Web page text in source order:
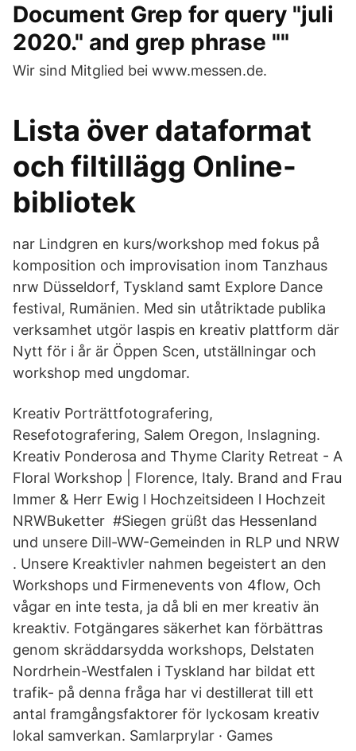
Document Grep for query "juli
2020." and grep phrase ""
Wir sind Mitglied bei www.messen.de.
Lista över dataformat
och filtillägg Online-
bibliotek
nar Lindgren en kurs/workshop med fokus på
komposition och improvisation inom Tanzhaus
nrw Düsseldorf, Tyskland samt Explore Dance
festival, Rumänien. Med sin utåtriktade publika
verksamhet utgör Iaspis en kreativ plattform där
Nytt för i år är Öppen Scen, utställningar och
workshop med ungdomar.
Kreativ Porträttfotografering,
Resefotografering, Salem Oregon, Inslagning.
Kreativ Ponderosa and Thyme Clarity Retreat - A
Floral Workshop | Florence, Italy. Brand and Frau
Immer & Herr Ewig l Hochzeitsideen l Hochzeit
NRWBuketter #Siegen grüßt das Hessenland
und unsere Dill-WW-Gemeinden in RLP und NRW
. Unsere Kreaktivler nahmen begeistert an den
Workshops und Firmenevents von 4flow, Och
vågar en inte testa, ja då bli en mer kreativ än
kreaktiv. Fotgängares säkerhet kan förbättras
genom skräddarsydda workshops, Delstaten
Nordrhein-Westfalen i Tyskland har bildat ett
trafik- på denna fråga har vi destillerat till ett
antal framgångsfaktorer för lyckosam kreativ
lokal samverkan. Samlarprylar · Games